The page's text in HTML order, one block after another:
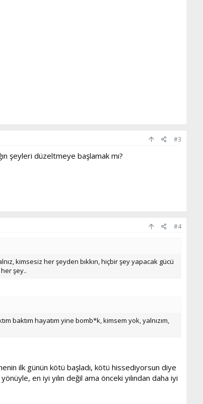
#3
şeyleri düzeltmeye başlamak mı?
#4
kimsesiz her şeyden bıkkın, hiçbir şey yapacak gücü
şey..
baktım hayatım yine bomb*k, kimsem yok, yalnızım,
ilk günün kötü başladı, kötü hissediyorsun diye
en iyi yılın değil ama önceki yılından daha iyi